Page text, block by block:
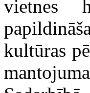
vietnes
kultūras